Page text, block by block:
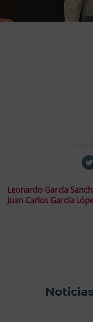
Leonardo García
Juan Carlos García